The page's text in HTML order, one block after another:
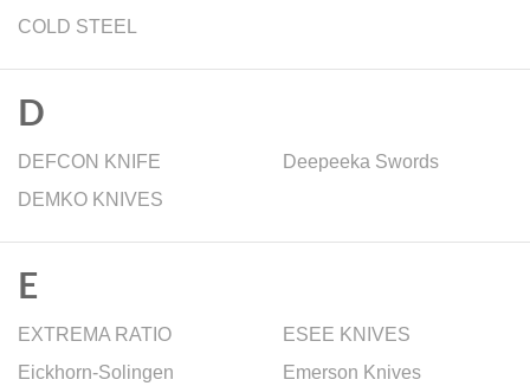
COLD STEEL
D
DEFCON KNIFE
Deepeeka Swords
DEMKO KNIVES
E
EXTREMA RATIO
ESEE KNIVES
Eickhorn-Solingen
Emerson Knives